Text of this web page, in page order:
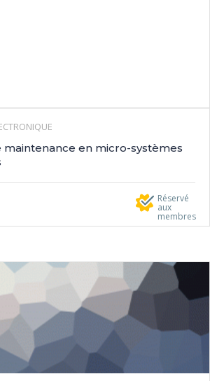
maintenance en micro-systèmes
Réservé
aux
membres